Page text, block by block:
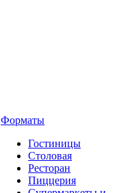
Форматы
Гостиницы
Столовая
Ресторан
Пиццерия